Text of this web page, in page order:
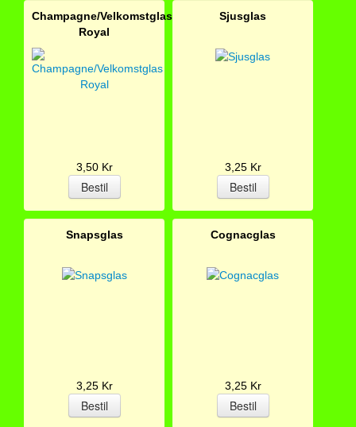
Champagne/Velkomstglas
Royal
3,50 Kr
Sjusglas
3,25 Kr
Snapsglas
3,25 Kr
Cognacglas
3,25 Kr